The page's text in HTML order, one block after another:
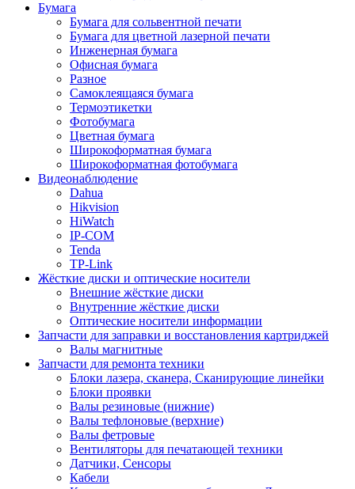
Бумага
Бумага для сольвентной печати
Бумага для цветной лазерной печати
Инженерная бумага
Офисная бумага
Разное
Самоклеящаяся бумага
Термоэтикетки
Фотобумага
Цветная бумага
Широкоформатная бумага
Широкоформатная фотобумага
Видеонаблюдение
Dahua
Hikvision
HiWatch
IP-COM
Tenda
TP-Link
Жёсткие диски и оптические носители
Внешние жёсткие диски
Внутренние жёсткие диски
Оптические носители информации
Запчасти для заправки и восстановления картриджей
Валы магнитные
Запчасти для ремонта техники
Блоки лазера, сканера, Сканирующие линейки
Блоки проявки
Валы резиновые (нижние)
Валы тефлоновые (верхние)
Валы фетровые
Вентиляторы для печатающей техники
Датчики, Сенсоры
Кабели